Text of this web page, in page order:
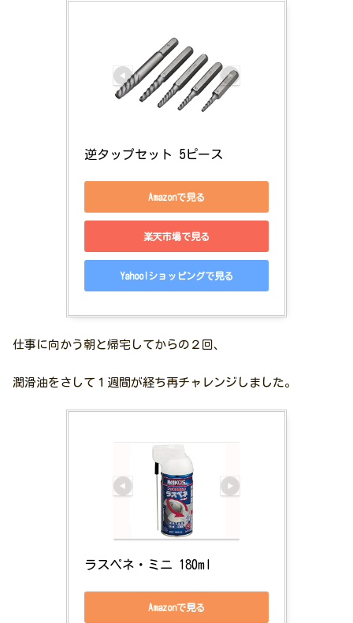
逆タップセット 5ピース
Amazonで見る
楽天市場で見る
Yahoo!ショッピングで見る
仕事に向かう朝と帰宅してからの２回、
潤滑油をさして１週間が経ち再チャレンジしました。
ラスペネ・ミニ 180ml
Amazonで見る